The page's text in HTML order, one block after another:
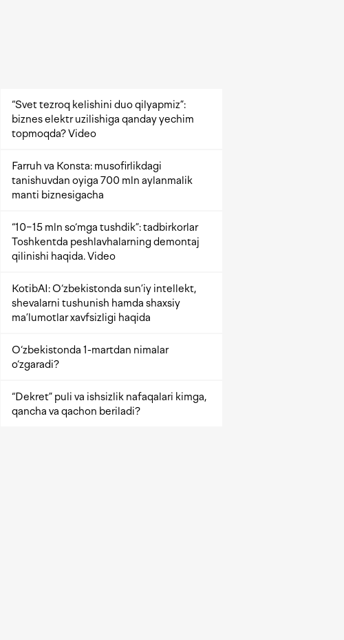
“Svet tezroq kelishini duo qilyapmiz”:
biznes elektr uzilishiga qanday yechim
topmoqda? Video
Farruh va Konsta: musofirlikdagi
tanishuvdan oyiga 700 mln aylanmalik
manti biznesigacha
“10−15 mln so‘mga tushdik”: tadbirkorlar
Toshkentda peshlavhalarning demontaj
qilinishi haqida. Video
KotibAI: O‘zbekistonda sun’iy intellekt,
shevalarni tushunish hamda shaxsiy
ma’lumotlar xavfsizligi haqida
O‘zbekistonda 1-martdan nimalar
o‘zgaradi?
“Dekret” puli va ishsizlik nafaqalari kimga,
qancha va qachon beriladi?